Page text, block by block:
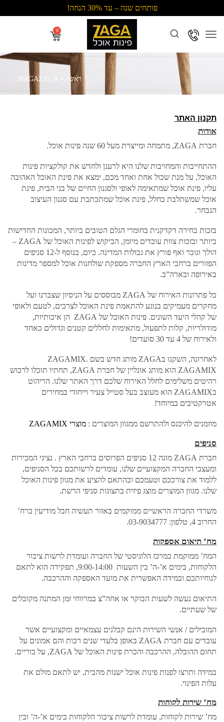
פותחים שנה – עד 30% הנחה!
Menu
ראשי
תקנון האתר
אודות
חברת ZAGA, מתמחה ומייצרת מעל 60 שנה פינות אוכל.
ההתחייבות והמחויבות שלנו היא לרענן ולחדש את קולקציות פינות
האוכל, על מנת שכול אחת ואחד מכם, ימצא את פינת האוכל האהובה
עליו, פינת אוכל שמתאימה לאופי ולסגנון החיים של בני הבית, פינת
אוכל שמשתלבת בחלל, פינת אוכל שמתכתבת עם סגנון העיצוב
הנבחר.
בזכות בחירה דקדקנית בחומרי הגלם הטובים ביותר, המכונות החדישות
ביותר ובזכות צוות עובדים מיומן, הביקוש לפינות האוכל של ZAGA –
הולך וגובר ואף פורץ את גבולות המדינה. כיום, בנוסף ל-12 סניפים
הפזורים ברחבי הארץ החברה מספקת שולחנות אוכל למספר מדינות
באירופה ובארה”ב.
כל פתרונות האירוח של ZAGA מבוססים על הניסיון שצברנו ועל
מחקרים מעמיקים בנוגע להתאמת פינת האוכל לצרכים, לטעם ולאופי
של קהלי היעד השונים. פינות האוכל של ZAGA הן איכותיות,
מודולריות, קלות לתפעול, מתאימות לחללים קטנים וגדולים כאחד
ולאירוח של 4 עד 30 סועדים!
לאחרונה, השקנו בZAGA מותג חדש בשם ZAGAMIX.
ZAGAMIX הוא מותג אונליין של חברת ZAGA, תחתיו תוכלו לרכוש
רהיטים משלימים לחלל האירוח שלכם דרך האתר שלנו. הריהוט
בZAGAMIX הוא מעוצב בעל סטייל צעיר וייחודי במחירים
אטרקטיבים במיוחד!
מוזמנים להיכנס ולהתרשם ממגוון המוצרים : מוצרי ZAGAMIX
סניפים
חברת ZAGA מונה 12 סניפים הפרוסים ברחבי הארץ . נציגי המכירות
ומעצבי החברה המקצועיים שלנו, עומדים לרשותכם בכל הסניפים,
ללמוד את צורככם וטעמכם ובהתאם להציע את מגוון פינות האוכל
שלנו. מגוון המוצרים מוצג פיזית בתצוגות סניפי הרשת.
משרדי החברה הראשיים ממוקמים באזור תעשיה חבל מודיעין ברח’
החרוב 4, טלפון: 03-9034777.
מח’ תיאום אספקות
המח’ ממוקמת במרכז הלוגיסטי של החברה ועומדת לרשות ציבור
הלקוחות, בימים א’-ה’ בין השעות 9:00-14:00, תפקידה הוא לתאם
לנוחיותכם ובמידה האפשרית את מועד האספקה וההרכבה.
התיאום נעשה לשעות הבוקר או אחה”צ במרווחי זמן המתנה מקובלים
של שעתיים.
המובילים / אנשי השירות הינם קבלנים עצמאיים ומקצועיים אשר
עובדים עם חברת ZAGA באופן בלעדי שנים רבות והם אמונים על
תחום ההובלה, ההרכבה והכרת פינות האוכל של ZAGA, על בוריים.
במידה ותרצו לפנות פינות אוכל ישנות מהבית, יש לתאם מולם את
עלות הפינוי.
מח’ שירות לקוחות
מח’ שירות לקוחות, עומדת לרשות ציבור הלקוחות בימים א’-ה’ ובין